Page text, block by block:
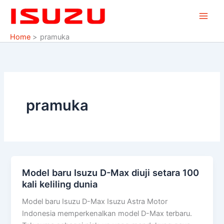
Home
pramuka
pramuka
Model baru Isuzu D-Max diuji setara 100
kali keliling dunia
Model baru Isuzu D-Max Isuzu Astra Motor
Indonesia memperkenalkan model D-Max terbaru.
Model
baru
Isuzu
D-
Max